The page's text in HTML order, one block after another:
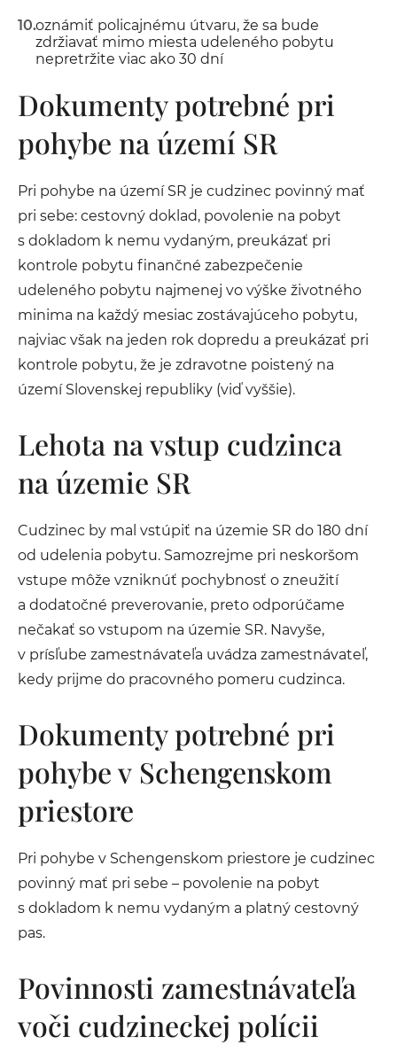
oznámiť policajnému útvaru, že sa bude
zdržiavať mimo miesta udeleného pobytu
nepretržite viac ako 30 dní
Dokumenty potrebné pri
pohybe na území SR
Pri pohybe na území SR je cudzinec povinný mať
pri sebe: cestovný doklad, povolenie na pobyt
s dokladom k nemu vydaným, preukázať pri
kontrole pobytu finančné zabezpečenie
udeleného pobytu najmenej vo výške životného
minima na každý mesiac zostávajúceho pobytu,
najviac však na jeden rok dopredu a preukázať pri
kontrole pobytu, že je zdravotne poistený na
území Slovenskej republiky (viď vyššie).
Lehota na vstup cudzinca
na územie SR
Cudzinec by mal vstúpiť na územie SR do 180 dní
od udelenia pobytu. Samozrejme pri neskoršom
vstupe môže vzniknúť pochybnosť o zneužití
a dodatočné preverovanie, preto odporúčame
nečakať so vstupom na územie SR. Navyše,
v prísľube zamestnávateľa uvádza zamestnávateľ,
kedy prijme do pracovného pomeru cudzinca.
Dokumenty potrebné pri
pohybe v Schengenskom
priestore
Pri pohybe v Schengenskom priestore je cudzinec
povinný mať pri sebe – povolenie na pobyt
s dokladom k nemu vydaným a platný cestovný
pas.
Povinnosti zamestnávateľa
voči cudzineckej polícii